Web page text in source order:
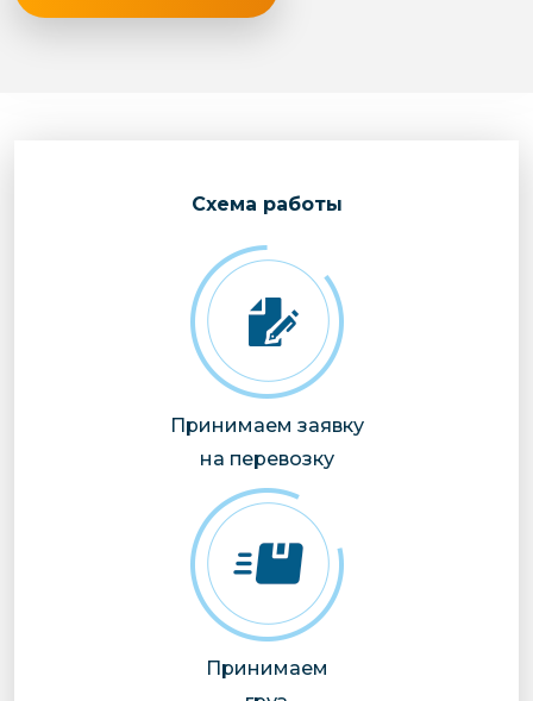
Cхема работы
Принимаем заявку
на перевозку
Принимаем